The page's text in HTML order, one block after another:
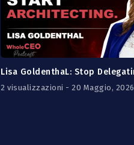
2 visualizzazioni - 20 Maggio, 2026